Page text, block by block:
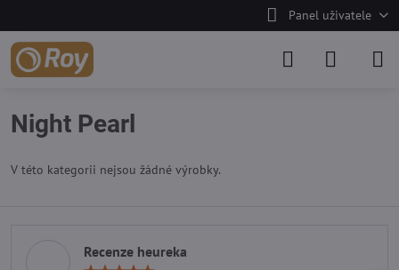
Panel uživatele
Night Pearl
V této kategorii nejsou žádné výrobky.
Recenze heureka